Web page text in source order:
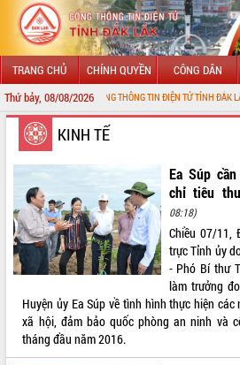
TRANG CHỦ CHÍNH QUYỀN CÔNG DÂN
Thứ bảy, 08/08/2026
VỚI CỔNG THÔNG TIN ĐIỆN TỬ TỈNH ĐẮK LẮK
GIỚI THIỆU
LÃNH ĐẠO UBND TỈNH
TIN TỨC SỰ KIỆN
SỞ, BAN, NGÀNH
UBND CÁC XÃ, PHƯỜNG
THÔNG TIN CHỈ ĐẠO ĐIỀU HÀNH
HỆ THỐNG VĂN BẢN
KINH TẾ
Ea Súp
chỉ tiêu
08:18)
Chiều 07/11,
trực Tỉnh ủy
- Phó Bí thư
làm trưởng
Huyện ủy Ea Súp về tình hình thực hiện
xã hội, đảm bảo quốc phòng an ninh và
tháng đầu năm 2016.